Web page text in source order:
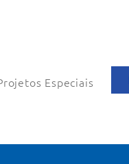
Especiais